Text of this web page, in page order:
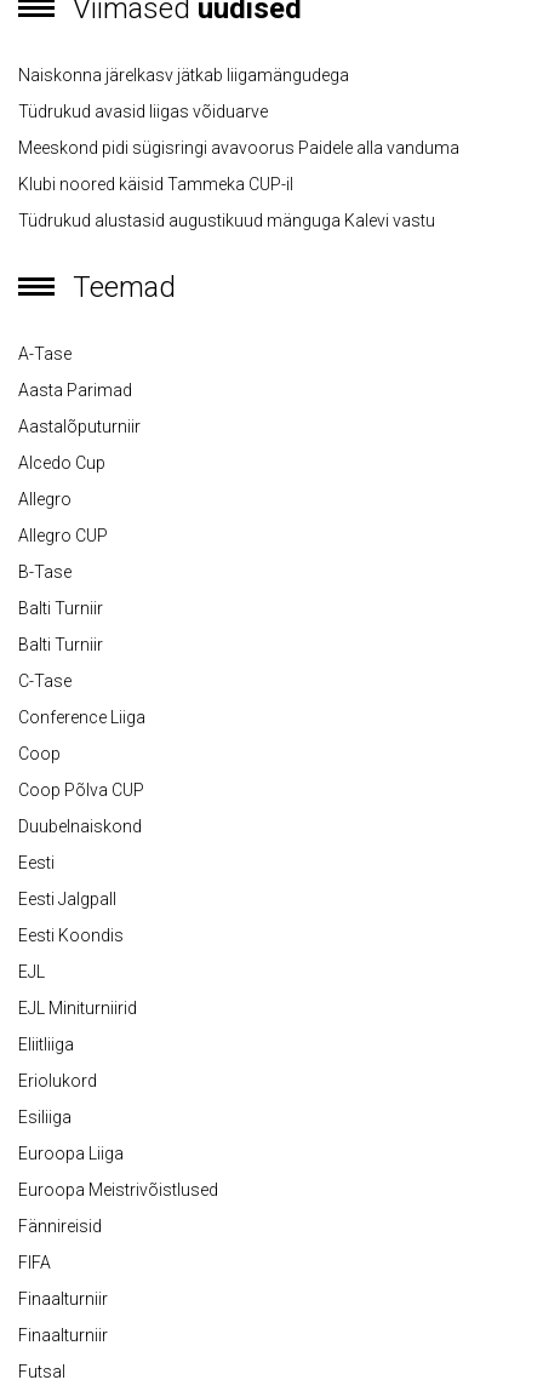
Viimased uudised
Naiskonna järelkasv jätkab liigamängudega
Tüdrukud avasid liigas võiduarve
Meeskond pidi sügisringi avavoorus Paidele alla vanduma
Klubi noored käisid Tammeka CUP-il
Tüdrukud alustasid augustikuud mänguga Kalevi vastu
Teemad
A-Tase
Aasta Parimad
Aastalõputurniir
Alcedo Cup
Allegro
Allegro CUP
B-Tase
Balti Turniir
Balti Turniir
C-Tase
Conference Liiga
Coop
Coop Põlva CUP
Duubelnaiskond
Eesti
Eesti Jalgpall
Eesti Koondis
EJL
EJL Miniturniirid
Eliitliiga
Eriolukord
Esiliiga
Euroopa Liiga
Euroopa Meistrivõistlused
Fännireisid
FIFA
Finaalturniir
Finaalturniir
Futsal